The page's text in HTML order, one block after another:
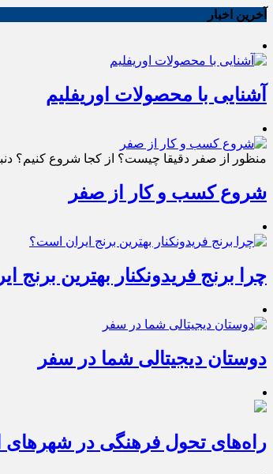
آخرین اخبار
آشنایی با محصولات اوریفلیم
منظور از صفر دقیقا چیست؟ از کجا شروع کنیم؟
شروع کسب و کار از صفر
چرا برنج فریدونکنار بهترین برنج
دوستان دیجیتالی شما در سفر
راه‌های تحول فرهنگی در شهرهای